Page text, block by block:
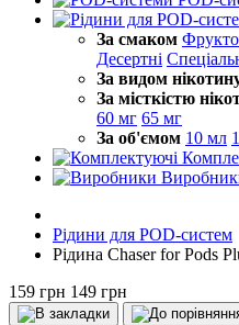
За смаком
Десертні
За видом
За місткістю
60 мг 65 мг
За об'ємом 10 мл
Рідини для POD-систем
Рідина Chaser for Pods
159 грн 149 грн